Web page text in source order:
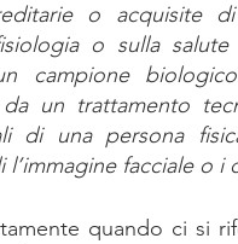
o acquisite
o sulla
campione
un trattamento
di una persona
facciale o
quando ci si